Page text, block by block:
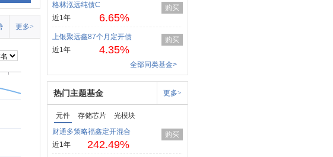
更多>
格林泓远纯债C
近1年
6.65%
购买
上银聚远鑫87个月定开债
近1年
4.35%
购买
全部同类基金>
热门主题基金 更多>
元件 存储芯片
光模块
财通多策略福鑫定开混合
近1年
242.49%
购买